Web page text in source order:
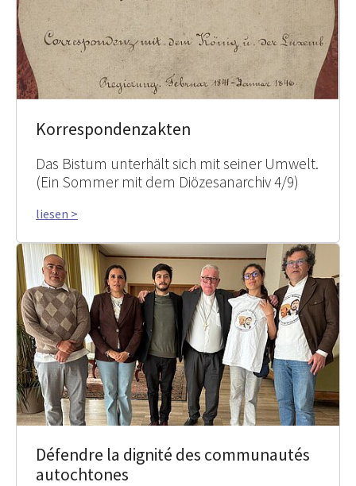
Korrespondenzakten
Das Bistum unterhält sich mit seiner Umwelt.
(Ein Sommer mit dem Diözesanarchiv 4/9)
liesen >
Défendre la dignité des communautés
autochtones